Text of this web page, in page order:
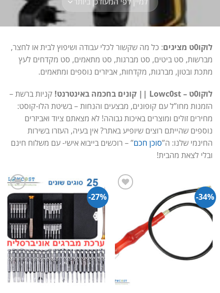
לוקו0ט מציגים
: כל מה שקשור לכלי עבודה ושיפוץ לבית או לחצר,
מברשות, סט ביטים, סט מברגות, סט מתאמים, סט מקדחים לעץ
מתכת ובטון, מברגות, מקדחות, אביזרים נוספים ומתאמים.
לוקו0ט – Lowc0st || קונים בחכמה באינטרנט!
קניות ברשת –
הזמנות מחו”ל עם קופונים, מבצעים והנחות – בשיטת הלו-קוסט:
מחירים זולים ומוצרים באיכות גבוהה! לא מצאתם ציוד ואביזרים
נוספים שהייתם רוצים שיופיע באתר? אין בעיה, העזרו בשירות
החינמי שלנו: ה”סוכן חכם” – רוכשים בייבוא אישי- עם משלוח חינם
ובלי לצאת מהבית!
34%-
27%-